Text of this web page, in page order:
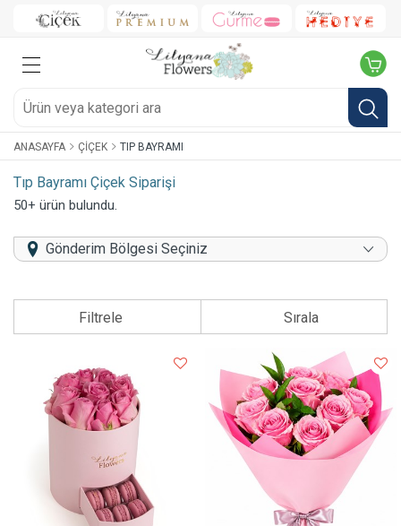
ANASAYFA ÇIÇEK TIP BAYRAMI
Tıp Bayramı Çiçek Siparişi
50+ ürün bulundu.
Gönderim Bölgesi Seçiniz
Filtrele Sırala